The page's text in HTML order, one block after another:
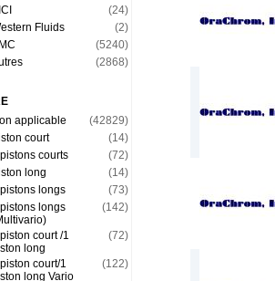
(24)
Fluids
(2)
(5240)
(2868)
applicable
(42829)
court
(14)
courts
(72)
long
(14)
longs
(73)
longs
(142)
court /1
long
(72)
court/1
long Vario
(122)